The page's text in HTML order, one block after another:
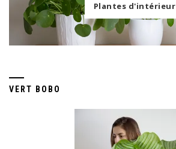
Plantes d'intérieur
VERT BOBO